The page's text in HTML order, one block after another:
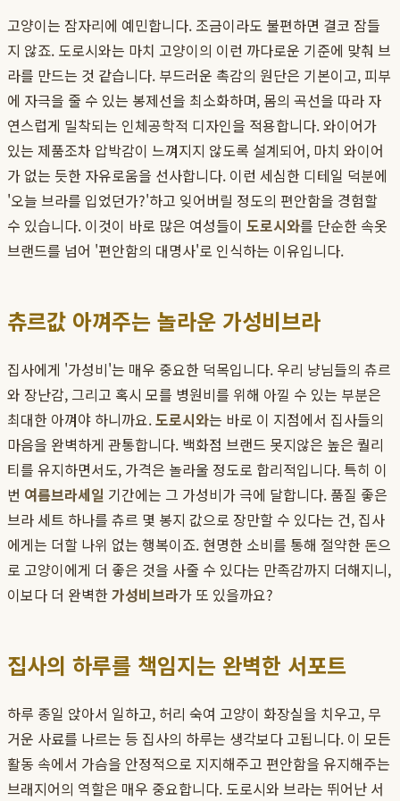
고양이는 잠자리에 예민합니다. 조금이라도 불편하면 결코 잠들
지 않죠. 도로시와는 마치 고양이의 이런 까다로운 기준에 맞춰 브
라를 만드는 것 같습니다. 부드러운 촉감의 원단은 기본이고, 피부
에 자극을 줄 수 있는 봉제선을 최소화하며, 몸의 곡선을 따라 자
연스럽게 밀착되는 인체공학적 디자인을 적용합니다. 와이어가
있는 제품조차 압박감이 느껴지지 않도록 설계되어, 마치 와이어
가 없는 듯한 자유로움을 선사합니다. 이런 세심한 디테일 덕분에
'오늘 브라를 입었던가?'하고 잊어버릴 정도의 편안함을 경험할
수 있습니다. 이것이 바로 많은 여성들이 도로시와를 단순한 속옷
브랜드를 넘어 '편안함의 대명사'로 인식하는 이유입니다.
츄르값 아껴주는 놀라운 가성비브라
집사에게 '가성비'는 매우 중요한 덕목입니다. 우리 냥님들의 츄르
와 장난감, 그리고 혹시 모를 병원비를 위해 아낄 수 있는 부분은
최대한 아껴야 하니까요.도로시와는 바로 이 지점에서 집사들의
마음을 완벽하게 관통합니다. 백화점 브랜드 못지않은 높은 퀄리
티를 유지하면서도, 가격은 놀라울 정도로 합리적입니다. 특히 이
번 여름브라세일 기간에는 그 가성비가 극에 달합니다. 품질 좋은
브라 세트 하나를 츄르 몇 봉지 값으로 장만할 수 있다는 건, 집사
에게는 더할 나위 없는 행복이죠. 현명한 소비를 통해 절약한 돈으
로 고양이에게 더 좋은 것을 사줄 수 있다는 만족감까지 더해지니,
이보다 더 완벽한가성비브라가 또 있을까요?
집사의 하루를 책임지는 완벽한 서포트
하루 종일 앉아서 일하고, 허리 숙여 고양이 화장실을 치우고, 무
거운 사료를 나르는 등 집사의 하루는 생각보다 고됩니다. 이 모든
활동 속에서 가슴을 안정적으로 지지해주고 편안함을 유지해주는
브래지어의 역할은 매우 중요합니다. 도로시와 브라는 뛰어난 서